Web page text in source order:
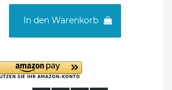
In den Warenkorb